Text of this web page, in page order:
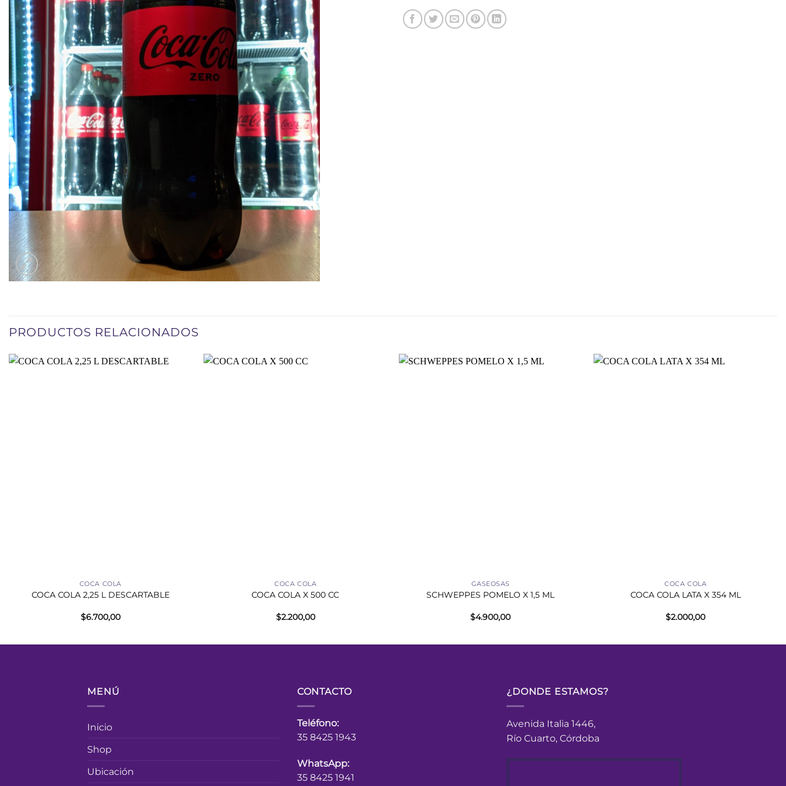
PRODUCTOS RELACIONADOS
COCA COLA
COCA COLA 2,25 L DESCARTABLE
$6.700,00
COCA COLA
COCA COLA X 500 CC
$2.200,00
GASEOSAS
SCHWEPPES POMELO X 1,5 ML
$4.900,00
COCA COLA
COCA COLA LATA X 354 ML
$2.000,00
MENÚ
Inicio
Shop
Ubicación
CONTACTO
Teléfono:
35 8425 1943
WhatsApp:
35 8425 1941
¿DONDE ESTAMOS?
Avenida Italia 1446,
Río Cuarto, Córdoba